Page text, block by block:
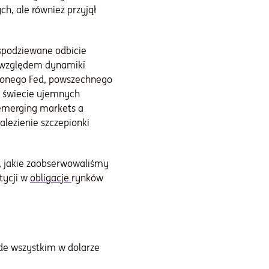
ale również przyjął
odbicie
dynamiki
Fed, powszechnego
świecie ujemnych
markets a
szczepionki
zaobserwowaliśmy
w obligacje rynków
wszystkim w dolarze